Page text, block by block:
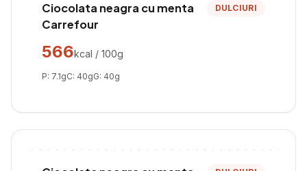
Ciocolata neagra cu menta
Carrefour
DULCIURI
566kcal / 100g
P: 7.1gC: 40gG: 40g